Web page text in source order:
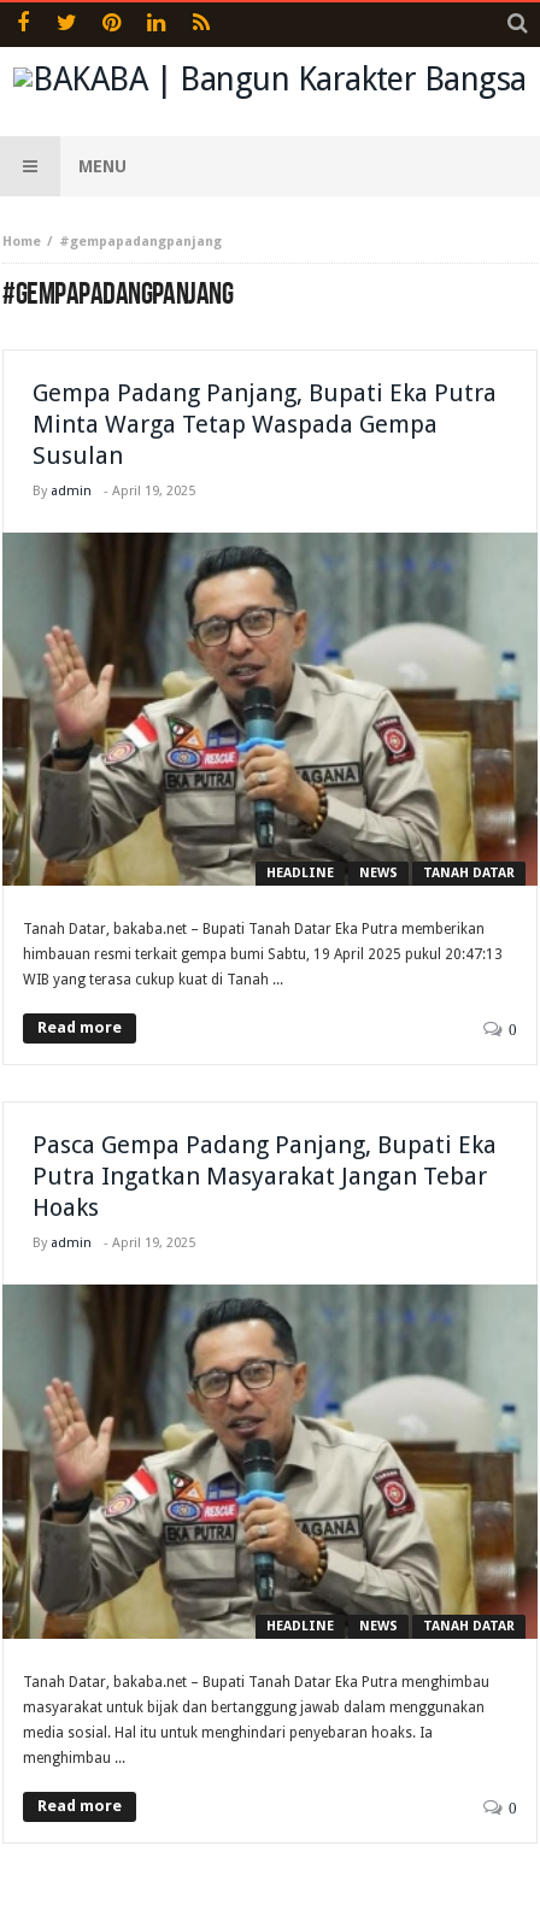
MENU
Home #gempapadangpanjang
#GEMPAPADANGPANJANG
Gempa Padang Panjang, Bupati Eka Putra
Minta Warga Tetap Waspada Gempa
Susulan
By admin -April 19, 2025
HEADLINE NEWS TANAH DATAR
Tanah Datar, bakaba.net – Bupati Tanah Datar Eka Putra memberikan
himbauan resmi terkait gempa bumi Sabtu, 19 April 2025 pukul 20:47:13
WIB yang terasa cukup kuat di Tanah ...
Read more 0
Pasca Gempa Padang Panjang, Bupati Eka
Putra Ingatkan Masyarakat Jangan Tebar
Hoaks
By admin -April 19, 2025
HEADLINE NEWS TANAH DATAR
Tanah Datar, bakaba.net – Bupati Tanah Datar Eka Putra menghimbau
masyarakat untuk bijak dan bertanggung jawab dalam menggunakan
media sosial. Hal itu untuk menghindari penyebaran hoaks. Ia
menghimbau ...
Read more 0